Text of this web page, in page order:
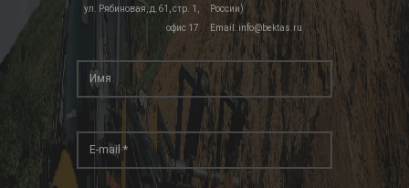
России)
Email: info@bektas.ru
ул. Рябиновая, д.61, стр. 1,
офис 17